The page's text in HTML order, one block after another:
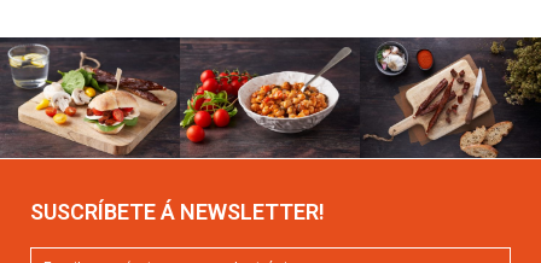
SUSCRÍBETE Á NEWSLETTER!